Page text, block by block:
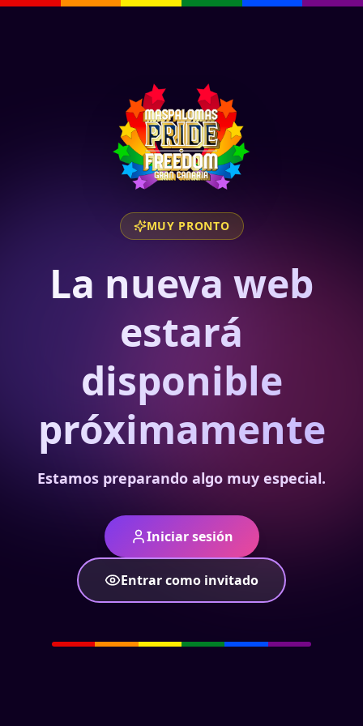
MUY PRONTO
La nueva web
estará
disponible
próximamente
Estamos preparando algo muy especial.
Iniciar sesión
Entrar como invitado